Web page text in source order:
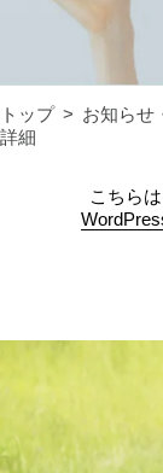
トップ お知らせ
詳細
こちら